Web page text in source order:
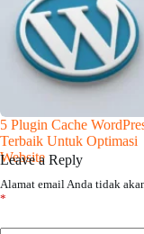
5 Plugin Cache
Terbaik Untuk Optimasi
Website
Leave a Reply
Alamat email Anda tidak
*